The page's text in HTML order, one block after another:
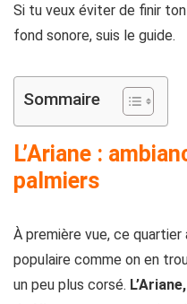
Si tu veux éviter de finir
fond sonore, suis le guide.
Sommaire
L’Ariane :
palmiers
À première vue, ce quartier
populaire comme on en
un peu plus corsé.